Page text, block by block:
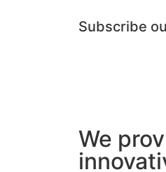
Subscribe
We